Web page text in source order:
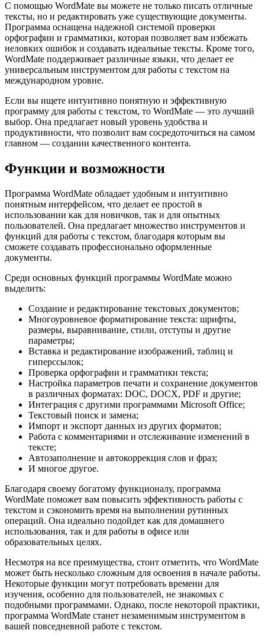
С помощью WordMate вы можете не только писать отличные
тексты, но и редактировать уже существующие документы.
Программа оснащена надежной системой проверки
орфографии и грамматики, которая позволяет вам избежать
неловких ошибок и создавать идеальные тексты. Кроме того,
WordMate поддерживает различные языки, что делает ее
универсальным инструментом для работы с текстом на
международном уровне.
Если вы ищете интуитивно понятную и эффективную
программу для работы с текстом, то WordMate — это лучший
выбор. Она предлагает новый уровень удобства и
продуктивности, что позволит вам сосредоточиться на самом
главном — создании качественного контента.
Функции и возможности
Программа WordMate обладает удобным и интуитивно
понятным интерфейсом, что делает ее простой в
использовании как для новичков, так и для опытных
пользователей. Она предлагает множество инструментов и
функций для работы с текстом, благодаря которым вы
сможете создавать профессионально оформленные
документы.
Среди основных функций программы WordMate можно
выделить:
Создание и редактирование текстовых документов;
Многоуровневое форматирование текста: шрифты,
размеры, выравнивание, стили, отступы и другие
параметры;
Вставка и редактирование изображений, таблиц и
гиперссылок;
Проверка орфографии и грамматики текста;
Настройка параметров печати и сохранение документов
в различных форматах: DOC, DOCX, PDF и другие;
Интеграция с другими программами Microsoft Office;
Текстовый поиск и замена;
Импорт и экспорт данных из других форматов;
Работа с комментариями и отслеживание изменений в
тексте;
Автозаполнение и автокоррекция слов и фраз;
И многое другое.
Благодаря своему богатому функционалу, программа
WordMate поможет вам повысить эффективность работы с
текстом и сэкономить время на выполнении рутинных
операций. Она идеально подойдет как для домашнего
использования, так и для работы в офисе или
образовательных целях.
Несмотря на все преимущества, стоит отметить, что WordMate
может быть несколько сложным для освоения в начале работы.
Некоторые функции могут потребовать времени для
изучения, особенно для пользователей, не знакомых с
подобными программами. Однако, после некоторой практики,
программа WordMate станет незаменимым инструментом в
вашей повседневной работе с текстом.